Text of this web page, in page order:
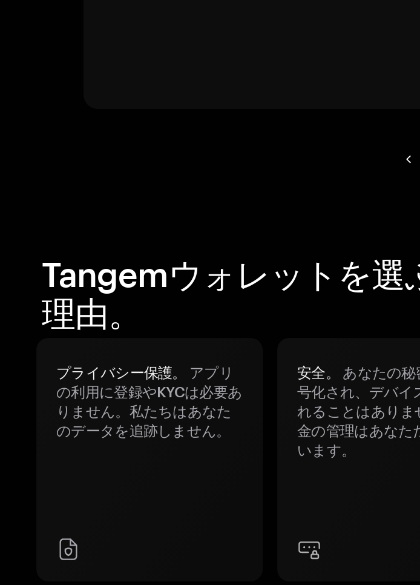
Tangemウォレットを選
理由。
プライバシー保護。
アプリ
の利用に登録やKYCは必要あ
りません。私たちはあなた
のデータを追跡しません。
安全。
あなたの秘
号化され、デバイ
れることはありま
金の管理はあなた
います。